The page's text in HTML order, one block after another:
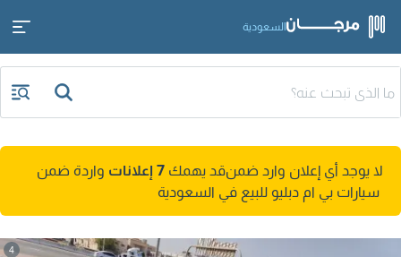
السعودية
لا يوجد أي إعلان وارد ضمنقد يهمك 7 إعلانات
واردة ضمن
سيارات بي ام دبليو للبيع في السعودية
4